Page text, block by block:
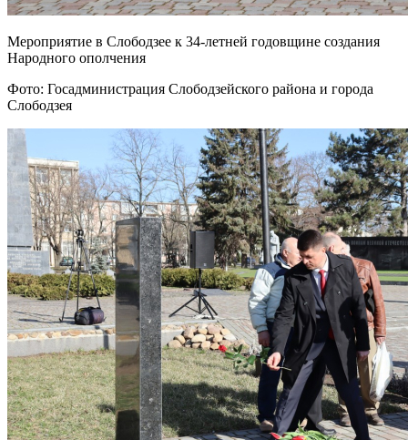
Мероприятие в Слободзее к 34-летней годовщине создания
Народного ополчения
Фото: Госадминистрация Слободзейского района и города
Слободзея